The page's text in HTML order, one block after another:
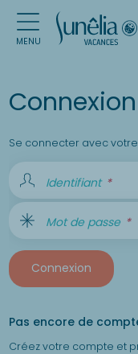
MENU
Se connecter avec
Identifiant
Mot de passe
Connexion
Pas encore de
Créez votre compte et